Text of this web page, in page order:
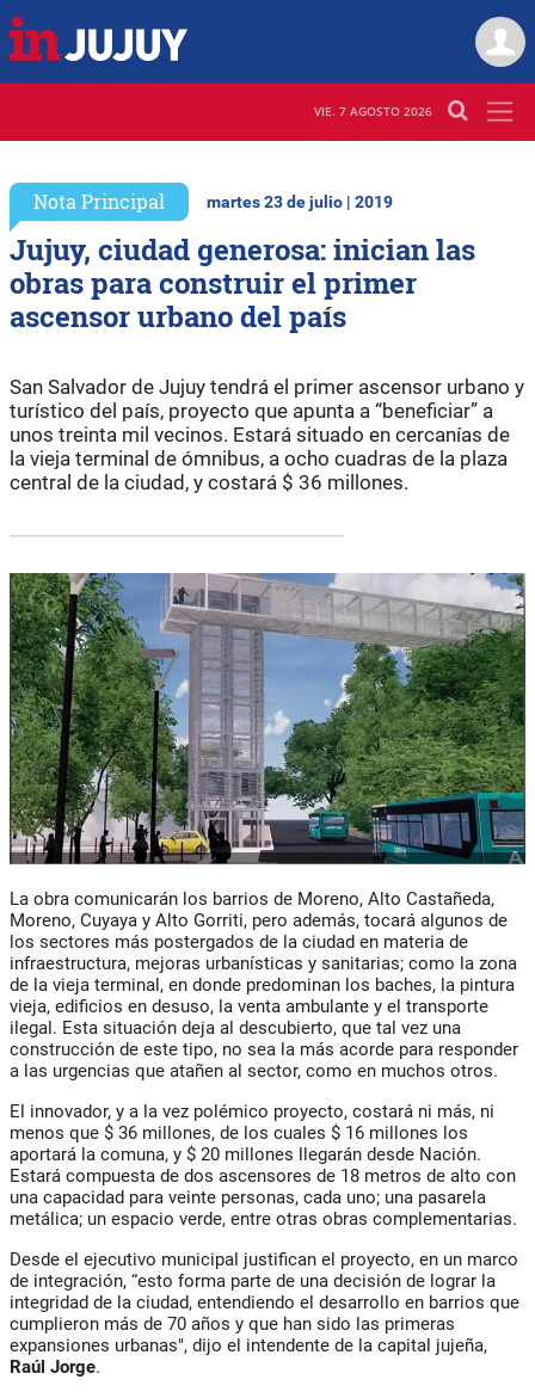
VIE. 7 AGOSTO 2026
Nota Principal martes 23 de julio | 2019
Jujuy, ciudad generosa: inician las
obras para construir el primer
ascensor urbano del país
San Salvador de Jujuy tendrá el primer ascensor urbano y
turístico del país, proyecto que apunta a “beneficiar” a
unos treinta mil vecinos. Estará situado en cercanías de
la vieja terminal de ómnibus, a ocho cuadras de la plaza
central de la ciudad, y costará $ 36 millones.
La obra comunicarán los barrios de Moreno, Alto Castañeda,
Moreno, Cuyaya y Alto Gorriti, pero además, tocará algunos de
los sectores más postergados de la ciudad en materia de
infraestructura, mejoras urbanísticas y sanitarias; como la zona
de la vieja terminal, en donde predominan los baches, la pintura
vieja, edificios en desuso, la venta ambulante y el transporte
ilegal. Esta situación deja al descubierto, que tal vez una
construcción de este tipo, no sea la más acorde para responder
a las urgencias que atañen al sector, como en muchos otros.
El innovador, y a la vez polémico proyecto, costará ni más, ni
menos que $ 36 millones, de los cuales $ 16 millones los
aportará la comuna, y $ 20 millones llegarán desde Nación.
Estará compuesta de dos ascensores de 18 metros de alto con
una capacidad para veinte personas, cada uno; una pasarela
metálica; un espacio verde, entre otras obras complementarias.
Desde el ejecutivo municipal justifican el proyecto, en un marco
de integración, “esto forma parte de una decisión de lograr la
integridad de la ciudad, entendiendo el desarrollo en barrios que
cumplieron más de 70 años y que han sido las primeras
expansiones urbanas", dijo el intendente de la capital jujeña,
Raúl Jorge.